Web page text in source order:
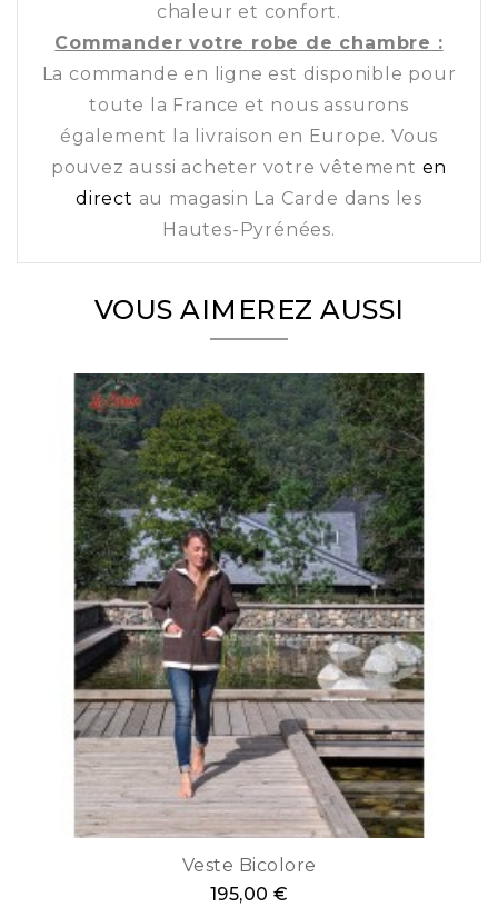
chaleur et confort.
Commander votre robe de chambre :
La commande en ligne est disponible pour
toute la France et nous assurons
également la livraison en Europe. Vous
pouvez aussi acheter votre vêtement en
direct au magasin La Carde dans les
Hautes-Pyrénées.
VOUS AIMEREZ AUSSI
Veste Bicolore
195,00 €